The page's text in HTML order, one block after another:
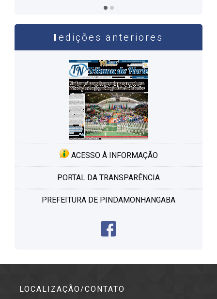
edições anteriores
ACESSO À INFORMAÇÃO
PORTAL DA TRANSPARÊNCIA
PREFEITURA DE PINDAMONHANGABA
LOCALIZAÇÃO/CONTATO